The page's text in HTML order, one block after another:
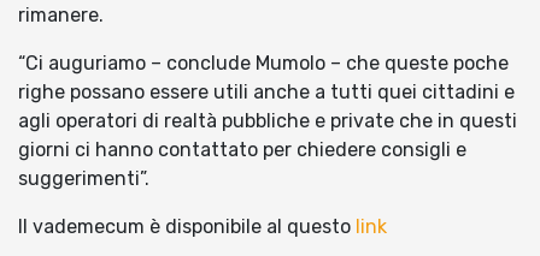
rimanere.
“Ci auguriamo – conclude Mumolo – che queste poche
righe possano essere utili anche a tutti quei cittadini e
agli operatori di realtà pubbliche e private che in questi
giorni ci hanno contattato per chiedere consigli e
suggerimenti”.
Il vademecum è disponibile al questo link